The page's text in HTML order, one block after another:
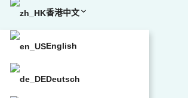
香港中文
English
Deutsch